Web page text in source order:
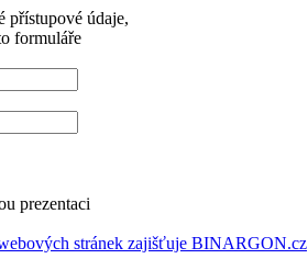
přístupové údaje,
formuláře
prezentaci
stránek zajišťuje BINARGON.cz